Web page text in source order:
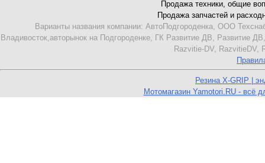
Продажа техники, общие
Продажа запчастей и
Варианты названия компании: АвтоПодгороденка, ООО
Владивосток,авторынок на Подгороденке, ГК Развитие ДВ,
Razvitie-DV, RazvitieDV,
Резина X-GRIP |
Мотомагазин Yamotori.RU - всё